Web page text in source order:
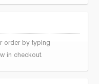
order by typing
in checkout.